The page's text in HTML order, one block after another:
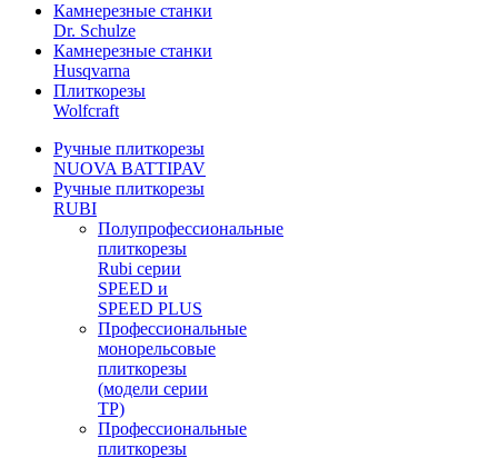
Камнерезные станки
Dr. Schulze
Камнерезные станки
Husqvarna
Плиткорезы
Wolfcraft
Ручные плиткорезы
NUOVA BATTIPAV
Ручные плиткорезы
RUBI
Полупрофессиональные
плиткорезы
Rubi серии
SPEED и
SPEED PLUS
Профессиональные
монорельсовые
плиткорезы
(модели серии
TP)
Профессиональные
плиткорезы